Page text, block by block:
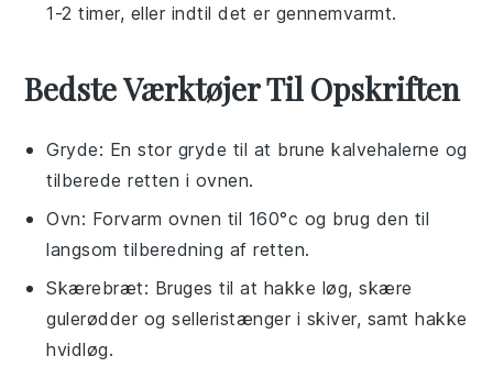
1-2 timer, eller indtil det er gennemvarmt.
Bedste Værktøjer Til Opskriften
Gryde: En stor gryde til at brune kalvehalerne og
tilberede retten i ovnen.
Ovn: Forvarm ovnen til 160°c og brug den til
langsom tilberedning af retten.
Skærebræt: Bruges til at hakke løg, skære
gulerødder og selleristænger i skiver, samt hakke
hvidløg.